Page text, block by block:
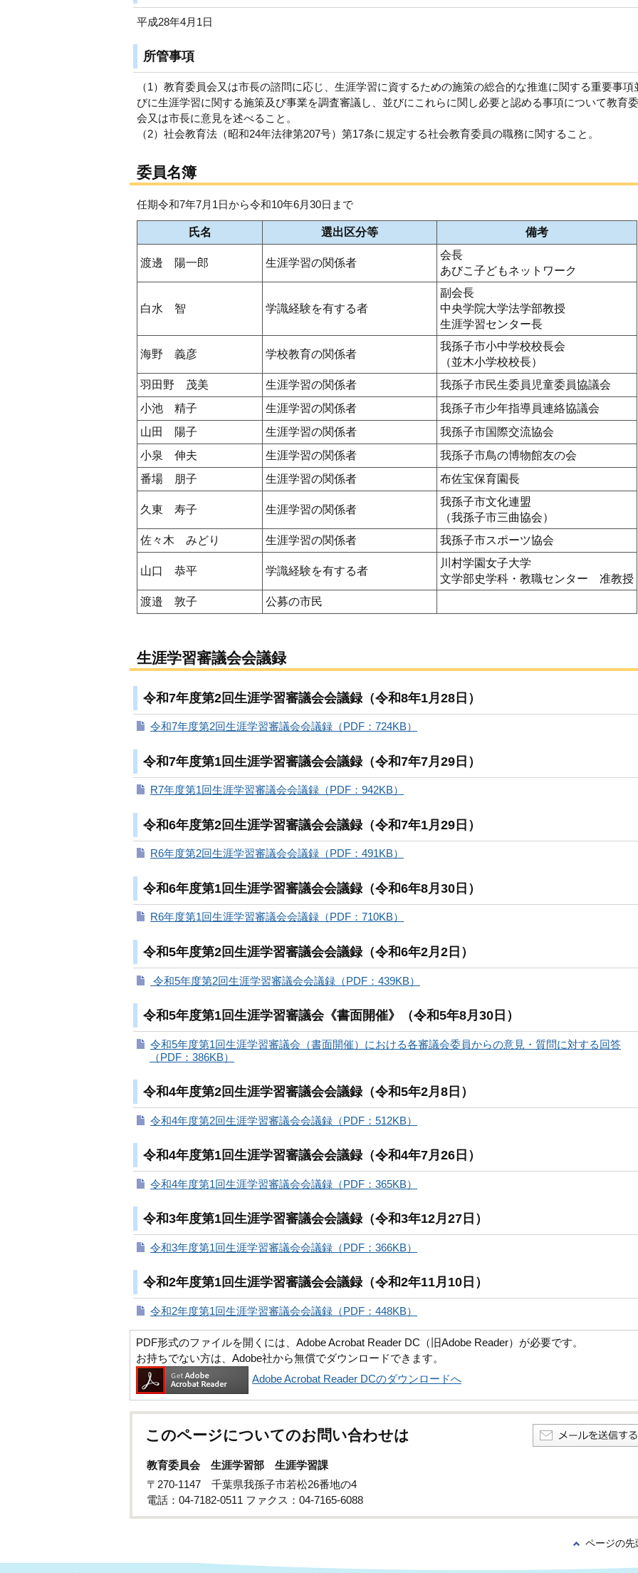
平成28年4月1日
所管事項
（1）教育委員会又は市長の諮問に応じ、生涯学習に資するための施策の総合的な推進に関する重要事項
びに生涯学習に関する施策及び事業を調査審議し、並びにこれらに関し必要と認める事項について教育
会又は市長に意見を述べること。
（2）社会教育法（昭和24年法律第207号）第17条に規定する社会教育委員の職務に関すること。
委員名簿
任期令和7年7月1日から令和10年6月30日まで
氏名 選出区分等 備考
渡邊 陽一郎 生涯学習の関係者
会長
あびこ子どもネットワーク
白水 智 学識経験を有する者
副会長
中央学院大学法学部教授
生涯学習センター長
海野 義彦 学校教育の関係者
我孫子市小中学校校長会
（並木小学校校長）
羽田野 茂美
生涯学習の関係者
我孫子市民生委員児童委員協議会
小池 精子
生涯学習の関係者
我孫子市少年指導員連絡協議会
山田 陽子
生涯学習の関係者
我孫子市国際交流協会
小泉 伸夫
生涯学習の関係者
我孫子市鳥の博物館友の会
番場 朋子
生涯学習の関係者 布佐宝保育園長
久東 寿子 生涯学習の関係者
我孫子市文化連盟
（我孫子市三曲協会）
佐々木 みどり
生涯学習の関係者 我孫子市スポーツ協会
山口 恭平 学識経験を有する者
川村学園女子大学
文学部史学科・教職センター 准教授
渡邉 敦子
公募の市民
生涯学習審議会会議録
令和7年度第2回生涯学習審議会会議録（令和8年1月28日）
令和7年度第2回生涯学習審議会会議録（PDF：724KB）
令和7年度第1回生涯学習審議会会議録（令和7年7月29日）
R7年度第1回生涯学習審議会会議録（PDF：942KB）
令和6年度第2回生涯学習審議会会議録（令和7年1月29日）
R6年度第2回生涯学習審議会会議録（PDF：491KB）
令和6年度第1回生涯学習審議会会議録（令和6年8月30日）
R6年度第1回生涯学習審議会会議録（PDF：710KB）
令和5年度第2回生涯学習審議会会議録（令和6年2月2日）
令和5年度第2回生涯学習審議会会議録（PDF：439KB）
令和5年度第1回生涯学習審議会《書面開催》（令和5年8月30日）
令和5年度第1回生涯学習審議会（書面開催）における各審議会委員からの意見・質問に対する回答
（PDF：386KB）
令和4年度第2回生涯学習審議会会議録（令和5年2月8日）
令和4年度第2回生涯学習審議会会議録（PDF：512KB）
令和4年度第1回生涯学習審議会会議録（令和4年7月26日）
令和4年度第1回生涯学習審議会会議録（PDF：365KB）
令和3年度第1回生涯学習審議会会議録（令和3年12月27日）
令和3年度第1回生涯学習審議会会議録（PDF：366KB）
令和2年度第1回生涯学習審議会会議録（令和2年11月10日）
令和2年度第1回生涯学習審議会会議録（PDF：448KB）
PDF形式のファイルを開くには、Adobe Acrobat Reader DC（旧Adobe Reader）が必要です。
お持ちでない方は、Adobe社から無償でダウンロードできます。
Adobe Acrobat Reader DCのダウンロードへ
このページについてのお問い合わせは
教育委員会 生涯学習部 生涯学習課
〒270-1147 千葉県我孫子市若松26番地の4
電話：04-7182-0511 ファクス：04-7165-6088
ページの先